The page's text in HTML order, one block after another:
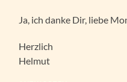
Ja, ich danke Dir, liebe
Herzlich
Helmut